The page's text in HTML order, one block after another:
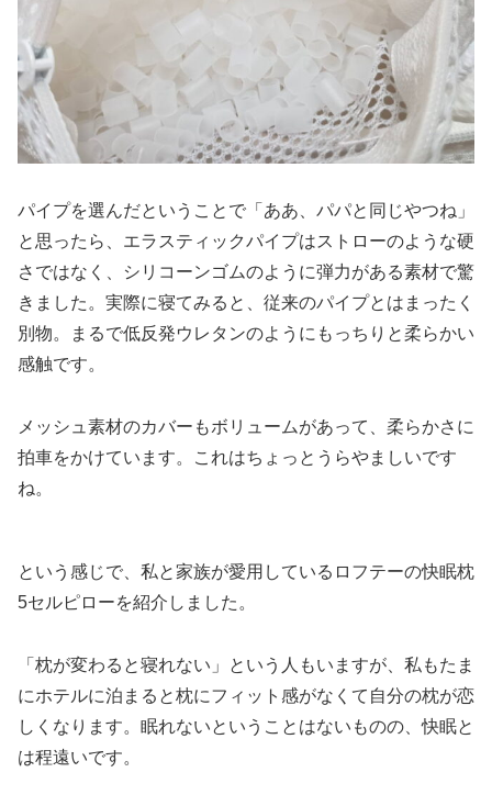
パイプを選んだということで「ああ、パパと同じやつね」
と思ったら、エラスティックパイプはストローのような硬
さではなく、シリコーンゴムのように弾力がある素材で驚
きました。実際に寝てみると、従来のパイプとはまったく
別物。まるで低反発ウレタンのようにもっちりと柔らかい
感触です。
メッシュ素材のカバーもボリュームがあって、柔らかさに
拍車をかけています。これはちょっとうらやましいです
ね。
という感じで、私と家族が愛用しているロフテーの快眠枕
5セルピローを紹介しました。
「枕が変わると寝れない」という人もいますが、私もたま
にホテルに泊まると枕にフィット感がなくて自分の枕が恋
しくなります。眠れないということはないものの、快眠と
は程遠いです。